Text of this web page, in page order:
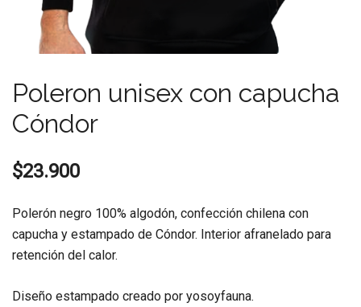
Poleron unisex con capucha
Cóndor
$23.900
Polerón negro 100% algodón, confección chilena con
capucha y estampado de Cóndor. Interior afranelado para
retención del calor.
Diseño estampado creado por yosoyfauna.